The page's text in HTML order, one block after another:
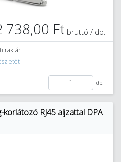
738,00 Ft bruttó / db.
raktár
db.
RJ45 aljzattal DPA